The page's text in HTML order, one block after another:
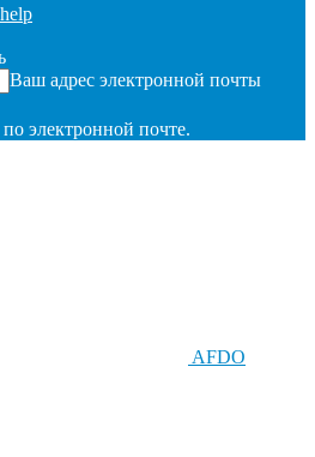
Ваш адрес электронной почты
электронной почте.
AFDO